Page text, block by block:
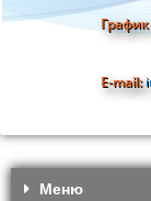
E-mail:
Меню